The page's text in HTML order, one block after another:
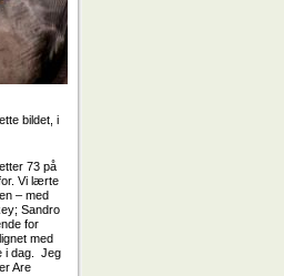
bildet, i
73 på
Vi lærte
– med
Sandro
for
med
i dag. Jeg
Are